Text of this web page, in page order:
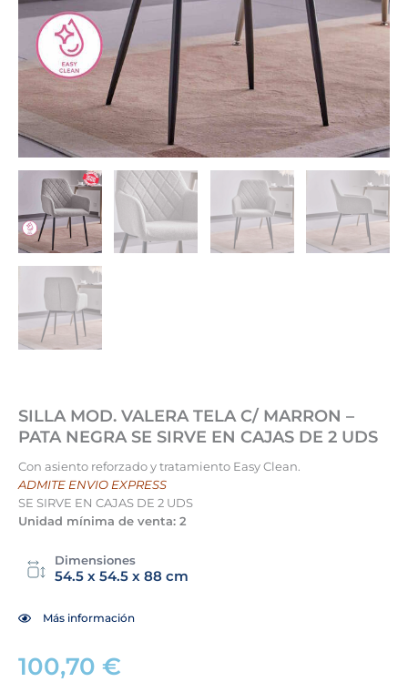
SILLA MOD. VALERA TELA C/ MARRON –
PATA NEGRA SE SIRVE EN CAJAS DE 2 UDS
Con asiento reforzado y tratamiento Easy Clean.
ADMITE ENVIO EXPRESS
SE SIRVE EN CAJAS DE 2 UDS
Unidad mínima de venta: 2
Dimensiones
54.5 x 54.5 x 88 cm
Más información
100,70 €